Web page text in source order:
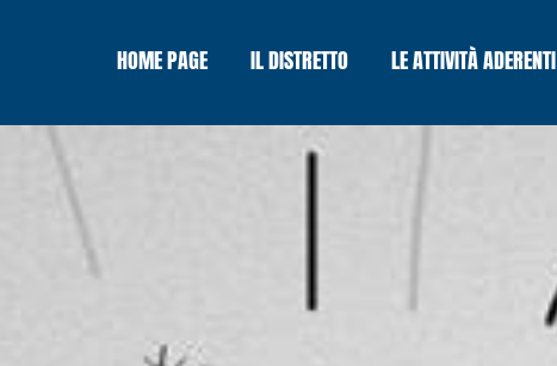
HOME PAGE IL DISTRETTO LE ATTIVITÀ ADERENTI